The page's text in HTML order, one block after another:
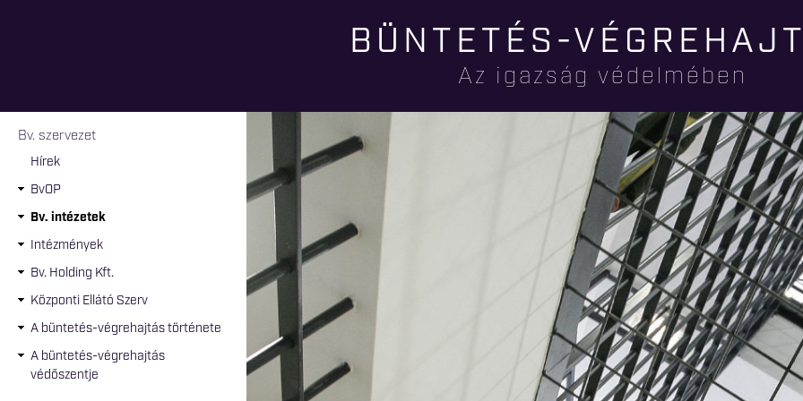
tartalomra
BÜNTETÉS-
Az igazság védelmében
Jelenlegi hely
Bv. szervezet
Hírek
BvOP
Bv. intézetek
Intézmények
Bv. Holding Kft.
Központi Ellátó Szerv
A büntetés-végrehajtás története
A büntetés-végrehajtás
védőszentje